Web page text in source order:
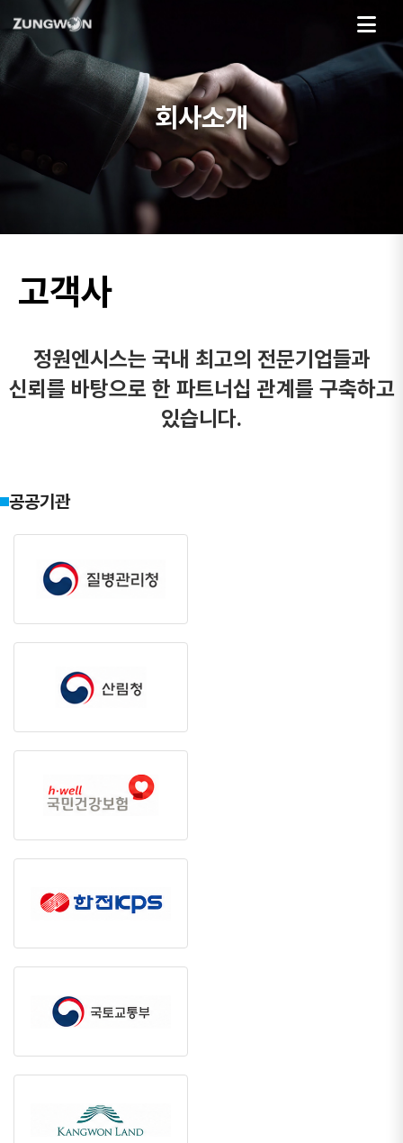
회사소개
고객사
정원엔시스는 국내 최고의 전문기업들과
신뢰를 바탕으로 한 파트너십 관계를 구축하고
있습니다.
공공기관